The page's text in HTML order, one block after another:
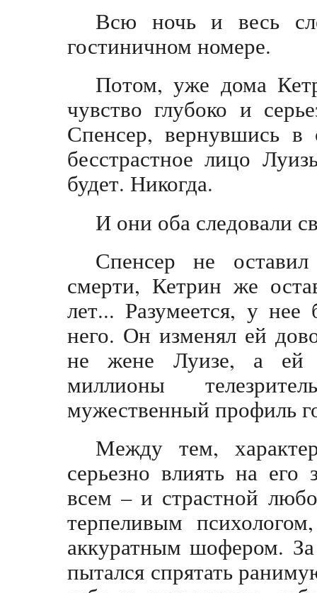
Всю ночь и весь
гостиничном номере.
Потом, уже дома
чувство глубоко и
Спенсер, вернувшись
бесстрастное лицо
будет. Никогда.
И они оба следовали
Спенсер не
смерти, Кетрин же
лет... Разумеется, у
него. Он изменял ей
не жене Луизе, а ей
миллионы
мужественный профиль
Между тем,
серьезно влиять на
всем – и страстной
терпеливым
аккуратным шофером.
пытался спрятать